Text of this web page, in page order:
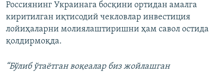
Россиянинг Украинага босқини ортидан амалга
киритилган иқтисодий чекловлар инвестиция
лойиҳаларни молиялаштиришни ҳам савол остида
қолдирмоқда.
“Бўлиб ўтаётган воқеалар биз жойлашган